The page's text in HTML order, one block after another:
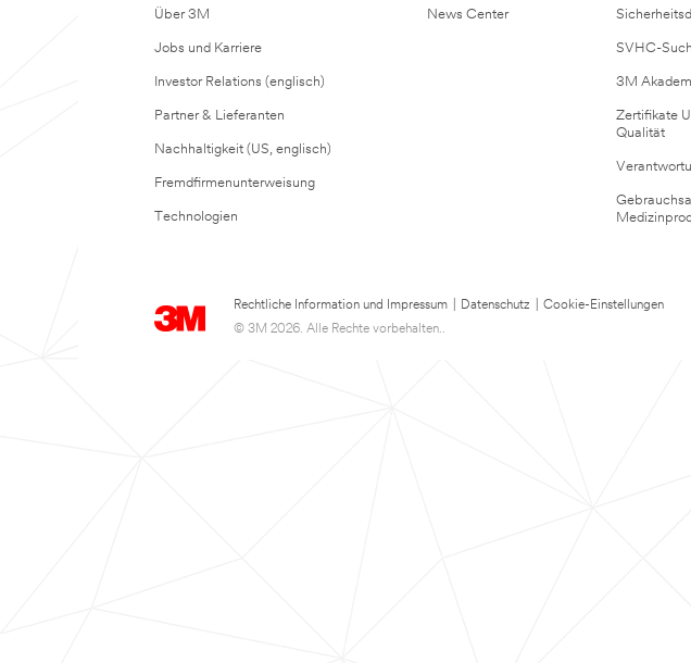
Über 3M
Jobs und Karriere
Investor Relations (englisch)
Partner & Lieferanten
Nachhaltigkeit (US, englisch)
Fremdfirmenunterweisung
Technologien
News Center
SVHC-
3M
Zertifikate
Qualität
Rechtliche Information und Impressum Datenschutz
Cookie-Einstellungen
© 3M 2026. Alle Rechte vorbehalten..